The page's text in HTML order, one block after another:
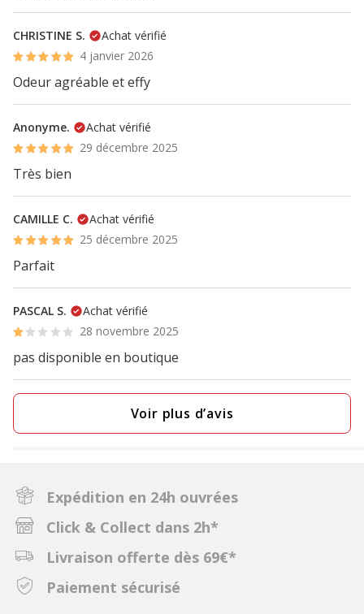
CHRISTINE S.
Achat vérifié
4 janvier 2026
Odeur agréable et effy
Anonyme.
Achat vérifié
29 décembre 2025
Très bien
CAMILLE C.
Achat vérifié
25 décembre 2025
Parfait
PASCAL S.
Achat vérifié
28 novembre 2025
pas disponible en boutique
Voir plus d’avis
Expédition en 24h ouvrées
Click & Collect dans 2h*
Livraison offerte dès 69€*
Paiement sécurisé